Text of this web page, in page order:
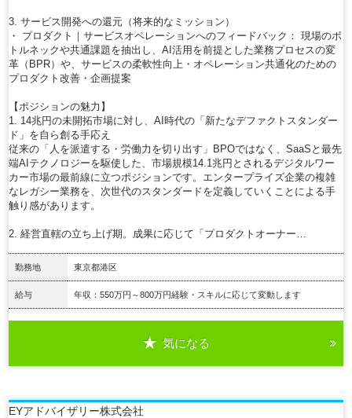
3. サービス開発への還元（将来的なミッション）
・ プロダクト｜サービスオペレーションへのフィードバック： 現場のボ
トルネックや共通課題を抽出し、AI活用を前提とした業務プロセスの変
革（BPR）や、サービスの柔軟性向上・オペレーション共通化のための
プロダクト改善・企画提案
【ポジションの魅力】
1. 14兆円の未開拓市場に対し、AI時代の「新たなデファクトスタンダー
ド」を自ら創る手応え
従来の「人を派遣する・労働力を切り出す」BPOではなく、SaaSと最先
端AIテクノロジーを駆使した、市場規模14.1兆円とされるデジタルワー
カー市場の最前線に立つポジションです。エンタープライズ企業の複雑
なレガシー業務を、次世代のスタンダードを定義していくことによる手
触り感があります。
2. 経営直轄の立ち上げ期。成果に応じて「プロダクトオーナー…
勤務地 東京都港区
給与 年収：550万円～800万円経験・スキルに応じて変動します
気になる
EYアドバイザリー株式会社